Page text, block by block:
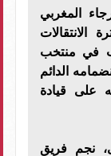
المغربي
الانتقالات
في منتخب
الدائم
على قيادة
نجم فريق